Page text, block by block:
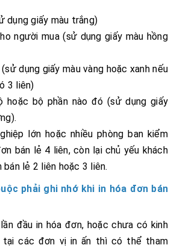
dụng giấy màu trắng)
người mua (sử dụng giấy màu hồng
dụng giấy màu vàng hoặc xanh nếu
3 liên)
hoặc bộ phần nào đó (sử dụng giấy
lớn hoặc nhiều phòng ban kiểm
bán lẻ 4 liên, còn lại chủ yếu khách
bán lẻ 2 liên hoặc 3 liên.
phải ghi nhớ khi in hóa đơn bán
đầu in hóa đơn, hoặc chưa có kinh
tại các đơn vị in ấn thì có thể tham